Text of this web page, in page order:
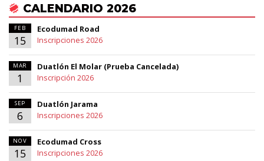
CALENDARIO 2026
FEB
15
Ecodumad Road
Inscripciones 2026
MAR
1
Duatlón El Molar (Prueba Cancelada)
Inscripción 2026
SEP
6
Duatlón Jarama
Inscripciones 2026
NOV
15
Ecodumad Cross
Inscripciones 2026